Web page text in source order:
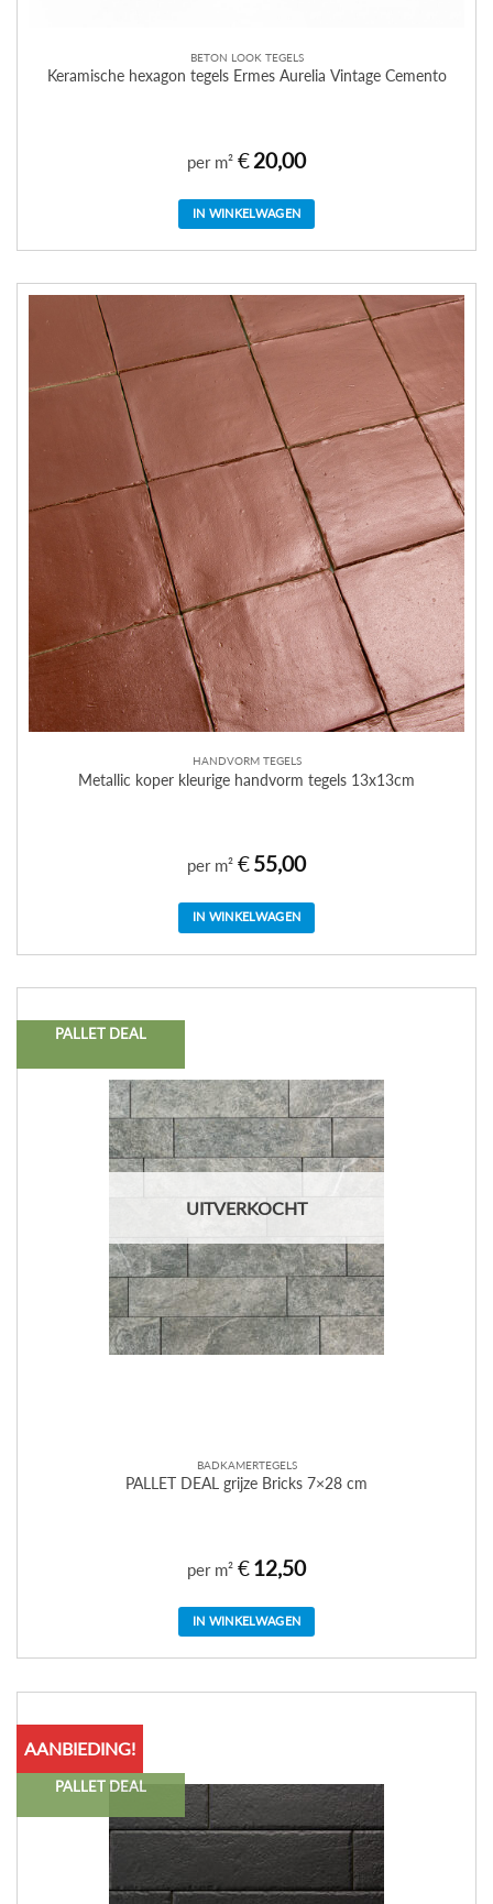
BETON LOOK TEGELS
Keramische hexagon tegels Ermes Aurelia Vintage Cemento
per m² €20,00
IN WINKELWAGEN
HANDVORM TEGELS
Metallic koper kleurige handvorm tegels 13x13cm
per m² €55,00
IN WINKELWAGEN
PALLET DEAL
UITVERKOCHT
BADKAMERTEGELS
PALLET DEAL grijze Bricks 7×28 cm
per m² €12,50
IN WINKELWAGEN
AANBIEDING!
PALLET DEAL